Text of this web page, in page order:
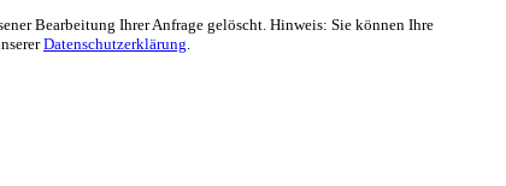
Bearbeitung Ihrer Anfrage gelöscht. Hinweis: Sie können Ihre
Datenschutzerklärung